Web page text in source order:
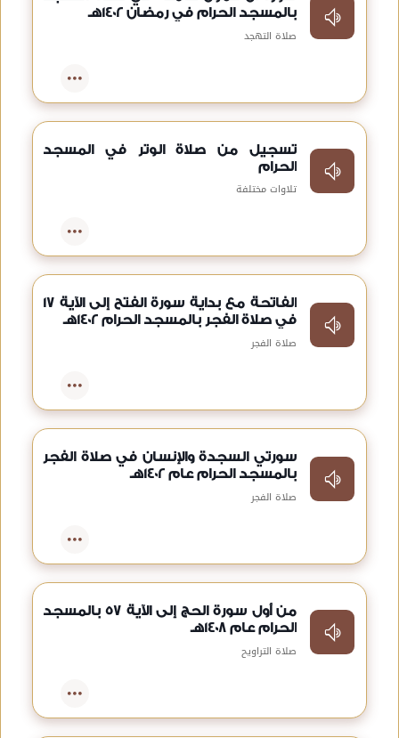
بالمسجد الحرام في رمضان 1402هـ
صلاة التهجد
تسجيل من صلاة الوتر في المسجد
الحرام
تلاوات مختلفة
الفاتحة مع بداية سورة الفتح إلى الآية 17
في صلاة الفجر بالمسجد الحرام 1402هـ
صلاة الفجر
سورتي السجدة والإنسان في صلاة الفجر
بالمسجد الحرام عام 1402هـ
صلاة الفجر
من أول سورة الحج إلى الآية 57 بالمسجد
الحرام عام 1408هـ
صلاة التراويح